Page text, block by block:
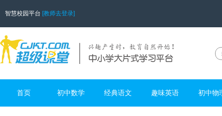
智慧校园平台 [教师去登录]
首页 初中数学 经典语文 趣味英语 初中物